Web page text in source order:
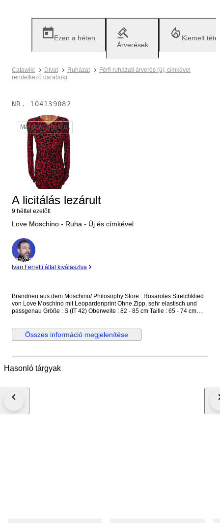
Ezen a héten
Árverések
Kiemelt
Catawiki Divat Ruházat
Férfi ruházati árverés (új, címkével
rendelkező darabok)
NR. 104139082
Már nem érhető el.
A licitálás lezárult
9 héttel ezelőtt
Love Moschino - Ruha - Új és címkével
Szakértő
Ivan Ferretti által kiválasztva
Brandneu aus dem Moschino/ Philosophy Store : Rosarotes Stretchklied
von Love Moschino mit Leopardenprint Ohne Zipp, sehr elastisch und
passgenau Größe : S (IT 42) Oberweite : 82 - 85 cm Taille : 65 - 74 cm
Összes információ megjelenítése
Hasonló tárgyak